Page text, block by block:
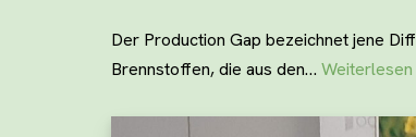
Der Production Gap bezeichnet jene
Brennstoffen, die aus den… Weiterlesen